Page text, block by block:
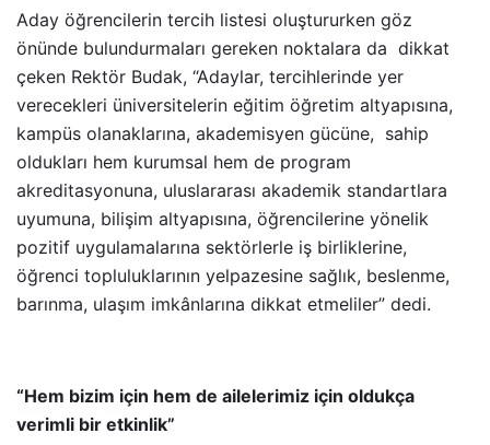
Aday öğrencilerin tercih listesi oluştururken göz
önünde bulundurmaları gereken noktalara da dikkat
çeken Rektör Budak, “Adaylar, tercihlerinde yer
verecekleri üniversitelerin eğitim öğretim altyapısına,
kampüs olanaklarına, akademisyen gücüne, sahip
oldukları hem kurumsal hem de program
akreditasyonuna, uluslararası akademik standartlara
uyumuna, bilişim altyapısına, öğrencilerine yönelik
pozitif uygulamalarına sektörlerle iş birliklerine,
öğrenci topluluklarının yelpazesine sağlık, beslenme,
barınma, ulaşım imkânlarına dikkat etmeliler” dedi.
“Hem bizim için hem de ailelerimiz için oldukça
verimli bir etkinlik”